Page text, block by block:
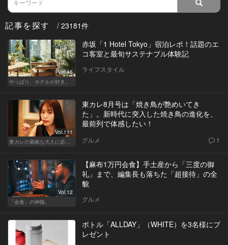
記事を探す / 23181件
Vol.46
やっぱり、ホテルが好き。
赤坂「1 Hotel Tokyo」宿泊レポ！話題のエ
コ客室と最旬サステナブル体験記
ライフスタイル
Vol.111
東カレ8月号は「焼き鳥が艶めいてき
た」。新時代に突入した焼き鳥の進化を、
最前列で体感したい！
グルメ 1
Vol.12
「会食」の神髄。
【麻布1万円会食】手土産から「三度の御
礼」まで、編集長も落ちた「超接待」の全
貌
グルメ
ボトル「ALLDAY」（WHITE）を3名様にプ
レゼント